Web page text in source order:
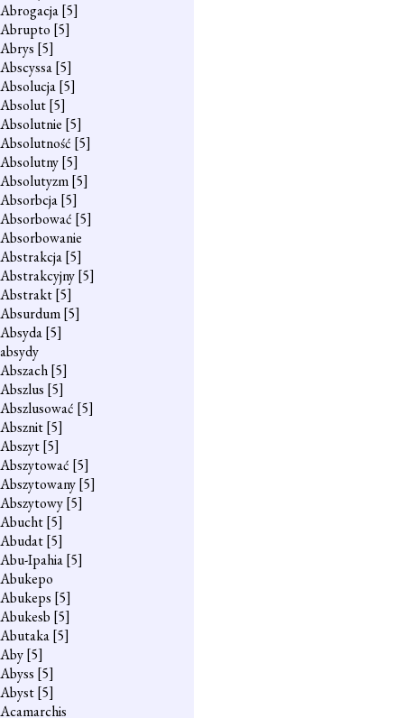
Abrogacja[5]
Abrupto [5]
Abrys [5]
Abscyssa[5]
Absolucja[5]
Absolut[5]
Absolutnie [5]
Absolutność [5]
Absolutny[5]
Absolutyzm[5]
Absorbcja[5]
Absorbować [5]
Absorbowanie
Abstrakcja[5]
Abstrakcyjny[5]
Abstrakt[5]
Absurdum[5]
Absyda[5]
absydy
Abszach[5]
Abszlus [5]
Abszlusować [5]
Absznit[5]
Abszyt[5]
Abszytować [5]
Abszytowany[5]
Abszytowy[5]
Abucht[5]
Abudat[5]
Abu-Ipahia[5]
Abukepo
Abukeps [5]
Abukesb [5]
Abutaka[5]
Aby[5]
Abyss [5]
Abyst[5]
Acamarchis